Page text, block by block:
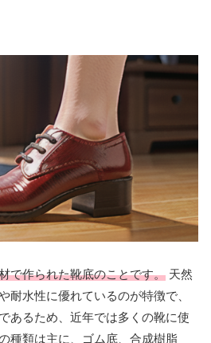
で作られた靴底のことです。 天然
耐水性に優れているのが特徴で、
あるため、近年では多くの靴に使
種類は主に、ゴム底、合成樹脂